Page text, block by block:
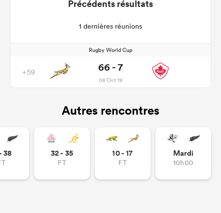
Précédents résultats
1 dernières réunions
Rugby World Cup
+59 66 - 7
08 Oct 19
Autres rencontres
38 32 - 35
FT
10 - 17
FT
Mardi
10h00